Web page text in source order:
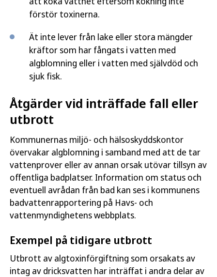
förstör toxinerna.
Ät inte lever från lake eller stora mängder
kräftor som har fångats i vatten med
algblomning eller i vatten med självdöd och
sjuk fisk.
Åtgärder vid inträffade fall eller
utbrott
Kommunernas miljö- och hälsoskyddskontor
övervakar algblomning i samband med att de tar
vattenprover eller av annan orsak utövar tillsyn av
offentliga badplatser. Information om status och
eventuell avrådan från bad kan ses i kommunens
badvattenrapportering på Havs- och
vattenmyndighetens webbplats.
Exempel på tidigare utbrott
Utbrott av algtoxinförgiftning som orsakats av
intag av dricksvatten har inträffat i andra delar av